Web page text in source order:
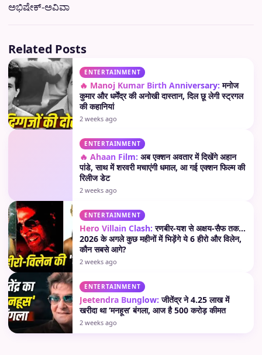
ಅಭಿಷೇಕ್-ಅವಿವಾ
Related Posts
ENTERTAINMENT
🔥 Manoj Kumar Birth Anniversary: मनोज
कुमार और धर्मेंद्र की अनोखी दास्तान, दिल छू लेगी स्ट्रगल
की कहानियां
2 weeks ago
ENTERTAINMENT
🔥 Ahaan Film: अब एक्शन अवतार में दिखेंगे अहान
पांडे, साथ में शरवरी मचाएंगी धमाल, आ गई एक्शन फिल्म की
रिलीज डेट
2 weeks ago
ENTERTAINMENT
Hero Villain Clash: रणबीर-यश से अक्षय-सैफ तक…
2026 के अगले कुछ महीनों में भिड़ेंगे ये 6 हीरो और विलेन,
कौन सबसे आगे?
2 weeks ago
ENTERTAINMENT
Jeetendra Bunglow: जीतेंद्र ने 4.25 लाख में
खरीदा था ‘मनहूस’ बंगला, आज है 500 करोड़ कीमत
2 weeks ago